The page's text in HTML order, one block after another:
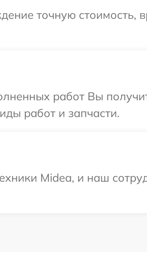
точную стоимость,
работ Вы
работ и запчасти.
Midea, и наш